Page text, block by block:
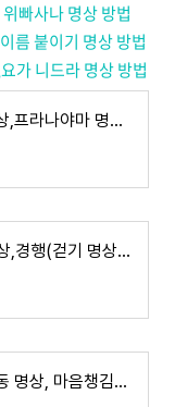
빠사나 명상 방법
름 붙이기 명상 방법
가 니드라 명상 방법
명상 가이드(5)-자애 명상,프라나야마 명상,요가 니드라 명상 방법
명상 가이드(4)-좌선 명상,경행(걷기 명상), 이름 붙이기 명상 방법
명상 가이드(3)-심장 박동 명상, 마음챙김과 위빠사나 명상 방법